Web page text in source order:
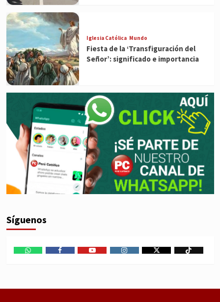
Iglesia Católica Mundo
Fiesta de la ‘Transfiguración del
Señor’: significado e importancia
Síguenos